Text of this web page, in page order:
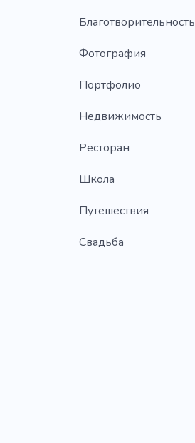
Благотворительность
Фотография
Портфолио
Недвижимость
Ресторан
Школа
Путешествия
Свадьба